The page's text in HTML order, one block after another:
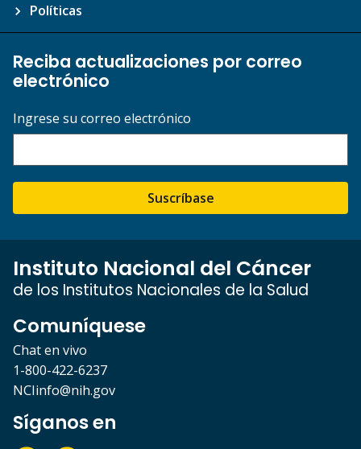
Políticas
Reciba actualizaciones por correo
electrónico
Ingrese su correo electrónico
Suscríbase
Instituto Nacional del Cáncer
de los Institutos Nacionales de la Salud
Comuníquese
Chat en vivo
1-800-422-6237
NCIinfo@nih.gov
Síganos en